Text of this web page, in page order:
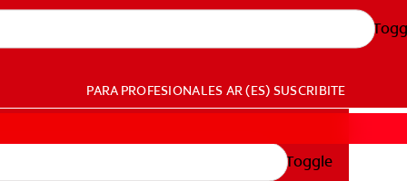
PARA PROFESIONALES AR (ES) SUSCRIBITE
Toggle